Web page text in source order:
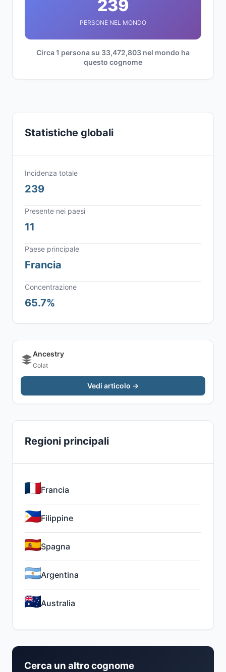
239
PERSONE NEL MONDO
Circa 1 persona su 33,472,803 nel mondo ha
questo cognome
Statistiche globali
Incidenza totale
239
Presente nei paesi
11
Paese principale
Francia
Concentrazione
65.7%
Ancestry
Colat
Vedi articolo →
Regioni principali
Francia
Filippine
Spagna
Argentina
Australia
Cerca un altro cognome